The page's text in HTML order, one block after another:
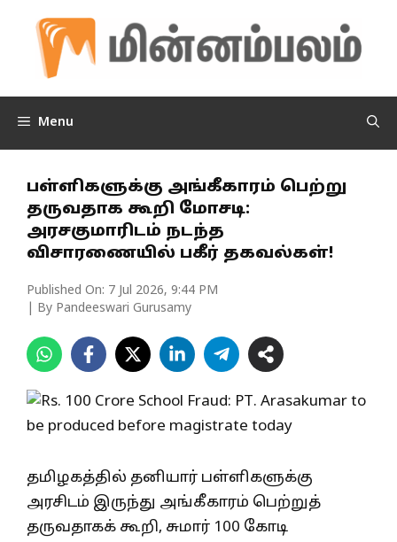
content
Menu
பள்ளிகளுக்கு அங்கீகாரம் பெற்று
தருவதாக கூறி மோசடி:
அரசகுமாரிடம் நடந்த
விசாரணையில் பகீர் தகவல்கள்!
Published On: 7 Jul 2026, 9:44 PM
| By Pandeeswari Gurusamy
தமிழகத்தில் தனியார் பள்ளிகளுக்கு
அரசிடம் இருந்து அங்கீகாரம் பெற்றுத்
தருவதாகக் கூறி, சுமார் 100 கோடி